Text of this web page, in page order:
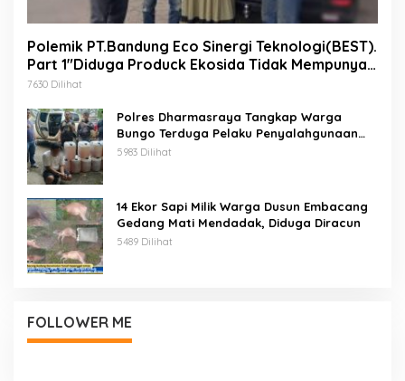
Polemik PT.Bandung Eco Sinergi Teknologi(BEST).
Part 1″Diduga Produck Ekosida Tidak Mempunyai
Izin Edar.
7630 Dilihat
Polres Dharmasraya Tangkap Warga
Bungo Terduga Pelaku Penyalahgunaan
BBM Bersubsidi
5983 Dilihat
14 Ekor Sapi Milik Warga Dusun Embacang
Gedang Mati Mendadak, Diduga Diracun
5489 Dilihat
FOLLOWER ME